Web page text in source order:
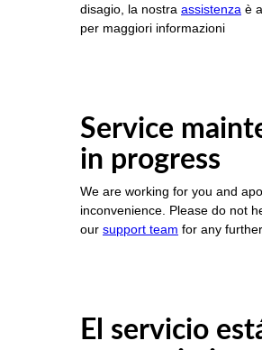
disagio, la nostra assistenza è
per maggiori informazioni
Service
in progress
We are working for you and
inconvenience. Please do not
our support team for any
El servicio